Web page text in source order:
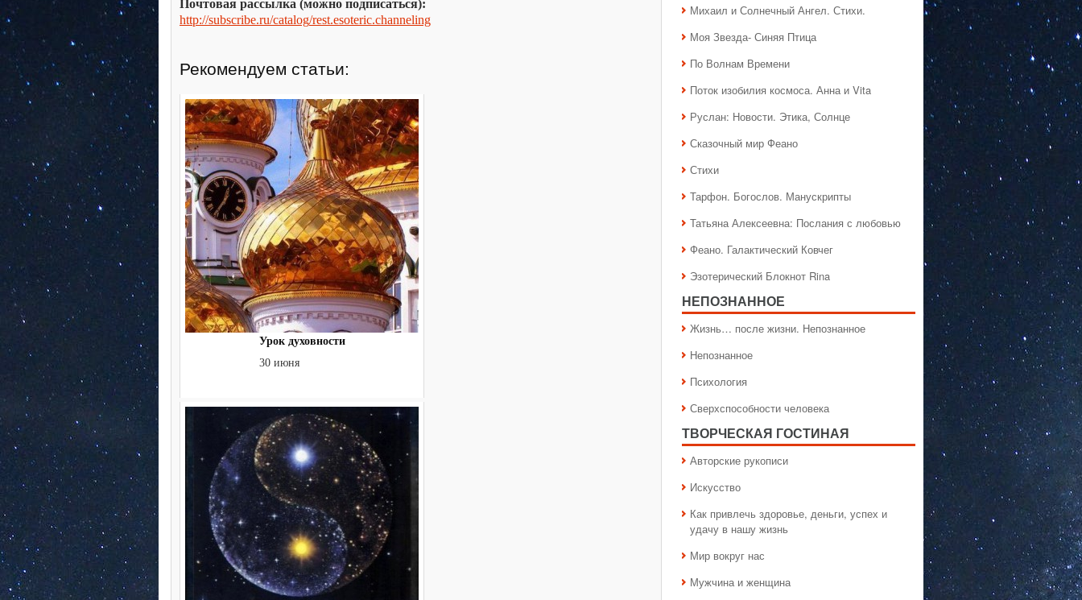
Почтовая рассылка (можно подписаться):
http://subscribe.ru/catalog/rest.esoteric.channeling
Рекомендуем статьи:
Урок духовности
30 июня
Михаил и Солнечный Ангел. Стихи.
Моя Звезда- Синяя Птица
По Волнам Времени
Поток изобилия космоса. Анна и Vita
Руслан: Новости. Этика, Солнце
Сказочный мир Феано
Стихи
Тарфон. Богослов. Манускрипты
Татьяна Алексеевна: Послания с любовью
Феано. Галактический Ковчег
Эзотерический Блокнот Rina
НЕПОЗНАННОЕ
Жизнь… после жизни. Непознанное
Непознанное
Психология
Сверхспособности человека
ТВОРЧЕСКАЯ ГОСТИНАЯ
Авторские рукописи
Искусство
Как привлечь здоровье, деньги, успех и
удачу в нашу жизнь
Мир вокруг нас
Мужчина и женщина